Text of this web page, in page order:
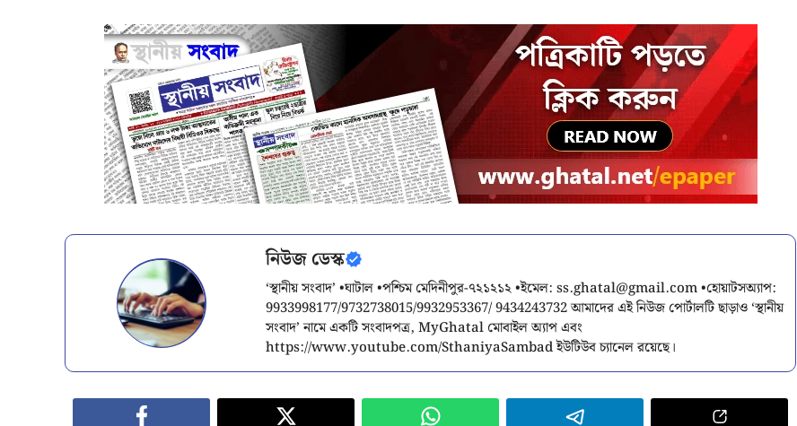
নিউজ ডেস্ক
‘স্থানীয় সংবাদ’ •ঘাটাল •পশ্চিম মেদিনীপুর-৭২১২১২ •ইমেল:ss.ghatal@gmail.com•হোয়াটসঅ্যাপ:
9933998177/9732738015/9932953367/ 9434243732 আমাদের এই নিউজ পোর্টালটি ছাড়াও ‘স্থানীয়
সংবাদ’ নামে একটি সংবাদপত্র, MyGhatal মোবাইল অ্যাপ এবং
https://www.youtube.com/SthaniyaSambad ইউটিউব চ্যানেল রয়েছে।